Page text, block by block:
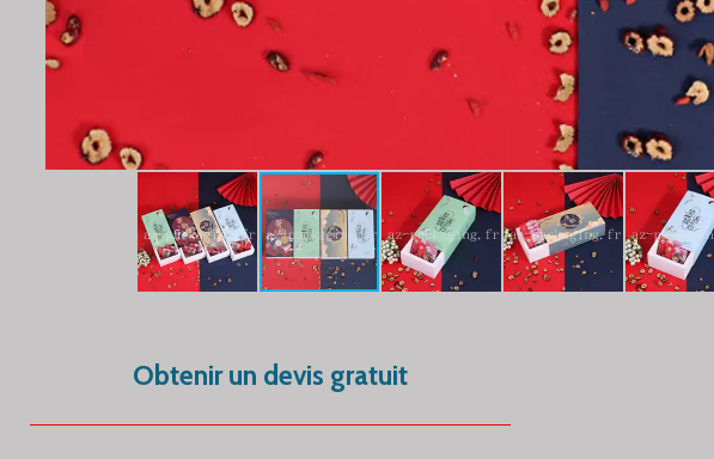
Obtenir un devis gratuit